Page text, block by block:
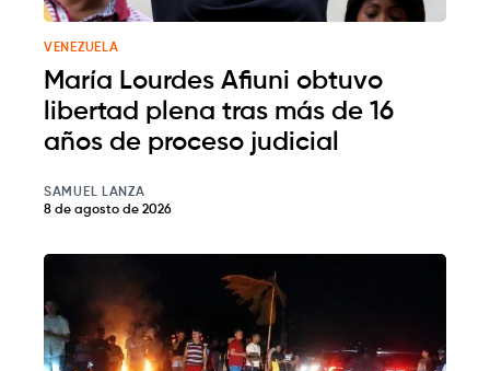
VENEZUELA
María Lourdes Afiuni obtuvo
libertad plena tras más de 16
años de proceso judicial
SAMUEL LANZA
8 de agosto de 2026